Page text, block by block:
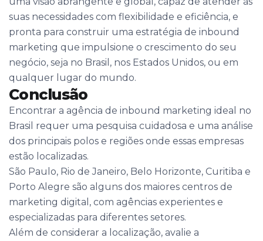
suas necessidades com flexibilidade e eficiência, e
pronta para construir uma estratégia de inbound
marketing que impulsione o crescimento do seu
negócio, seja no Brasil, nos Estados Unidos, ou em
qualquer lugar do mundo.
Conclusão
Encontrar a agência de inbound marketing ideal no
Brasil requer uma pesquisa cuidadosa e uma análise
dos principais polos e regiões onde essas empresas
estão localizadas.
São Paulo, Rio de Janeiro, Belo Horizonte, Curitiba e
Porto Alegre são alguns dos maiores centros de
marketing digital, com agências experientes e
especializadas para diferentes setores.
Além de considerar a localização, avalie a